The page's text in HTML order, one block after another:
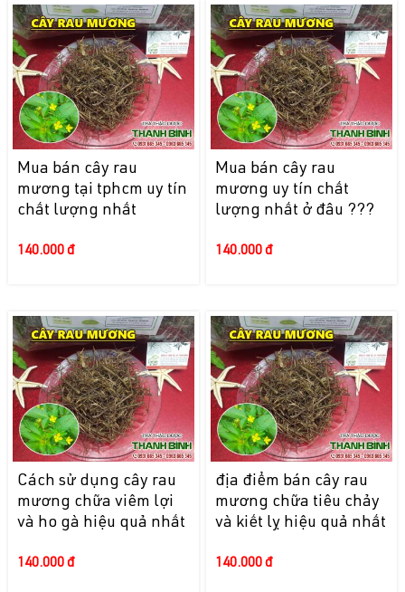
Mua bán cây rau
mương tại tphcm uy tín
chất lượng nhất
140.000 đ
Mua bán cây rau
mương uy tín chất
lượng nhất ở đâu ???
140.000 đ
Cách sử dụng cây rau
mương chữa viêm lợi
và ho gà hiệu quả nhất
140.000 đ
địa điểm bán cây rau
mương chữa tiêu chảy
và kiết lỵ hiệu quả nhất
140.000 đ